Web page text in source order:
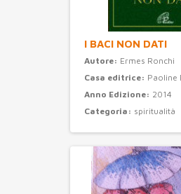
I BACI NON DATI
Autore: Ermes Ronchi
Casa editrice: Paoline
Anno Edizione: 2014
Categoria: spiritualità